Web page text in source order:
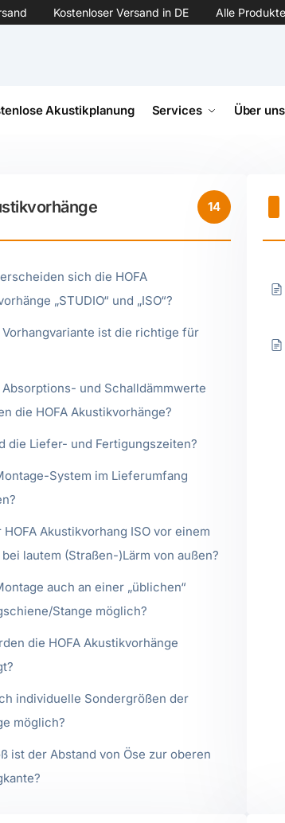
Kostenloser Versand in DE Alle
Akustikplanung Services Über uns
14
sich die HOFA
„STUDIO“ und „ISO“?
ist die richtige für
und Schalldämmwerte
die HOFA Akustikvorhänge?
die Liefer- und Fertigungszeiten?
System im Lieferumfang
Akustikvorhang ISO vor einem
lautem (Straßen-)Lärm von außen?
auch an einer „üblichen“
Stange möglich?
die HOFA Akustikvorhänge
individuelle Sondergrößen der
möglich?
ist der Abstand von Öse zur oberen